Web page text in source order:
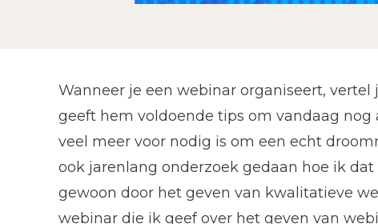
Wanneer je een webinar organiseert,
geeft hem voldoende tips om vandaag nog
veel meer voor nodig is om een echt
ook jarenlang onderzoek gedaan hoe ik
gewoon door het geven van kwalitatieve
webinar die ik geef over het geven van